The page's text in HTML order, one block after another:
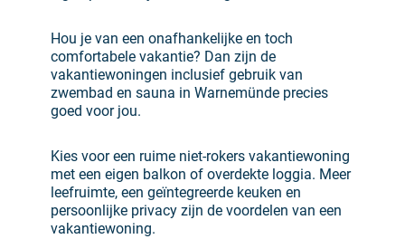
Hou je van een onafhankelijke en toch
comfortabele vakantie? Dan zijn de
vakantiewoningen inclusief gebruik van
zwembad en sauna in Warnemünde precies
goed voor jou.
Kies voor een ruime niet-rokers vakantiewoning
met een eigen balkon of overdekte loggia. Meer
leefruimte, een geïntegreerde keuken en
persoonlijke privacy zijn de voordelen van een
vakantiewoning.